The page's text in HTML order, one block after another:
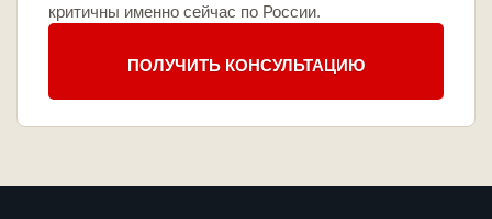
критичны именно сейчас по России.
ПОЛУЧИТЬ КОНСУЛЬТАЦИЮ